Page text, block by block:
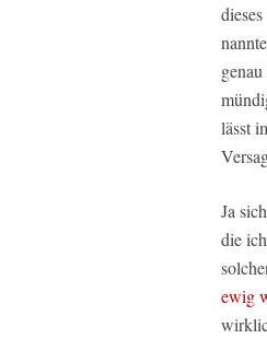
lässt
Ja
die
ewig